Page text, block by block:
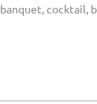
cocktail,